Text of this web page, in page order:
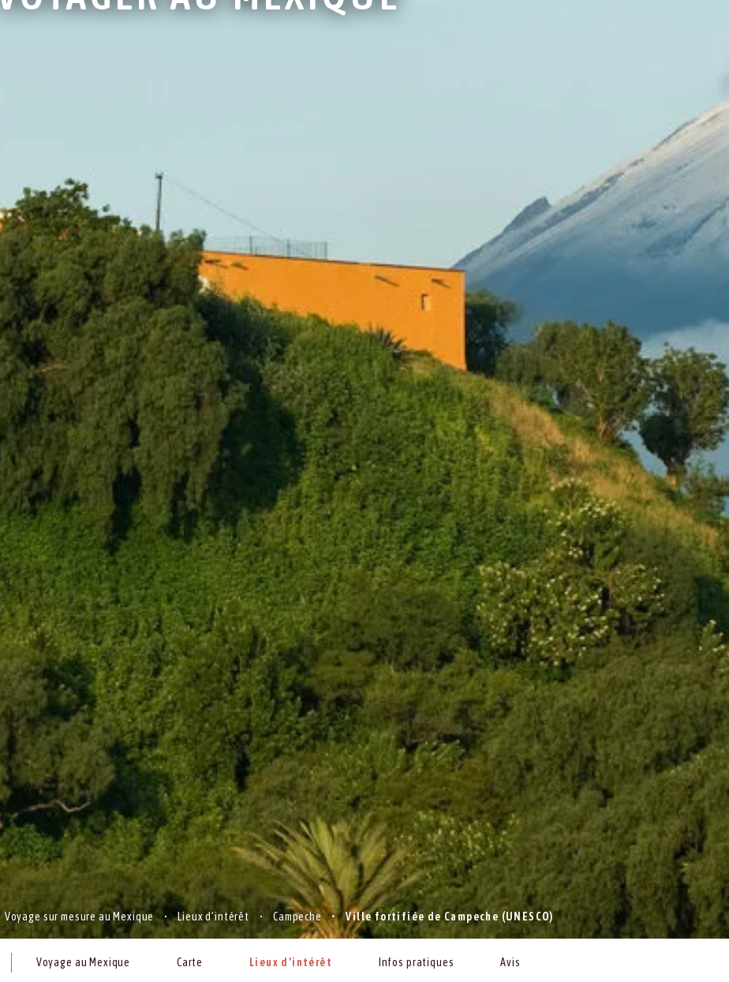
Voyage sur mesure au Mexique Lieux d’intérêt Campeche Ville fortifiée de Campeche (UNESCO)
Voyage au Mexique Carte Lieux d’intérêt Infos pratiques Avis